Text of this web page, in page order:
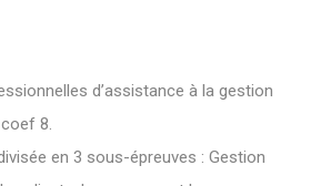
d’assistance à la gestion
8.
en 3 sous-épreuves : Gestion